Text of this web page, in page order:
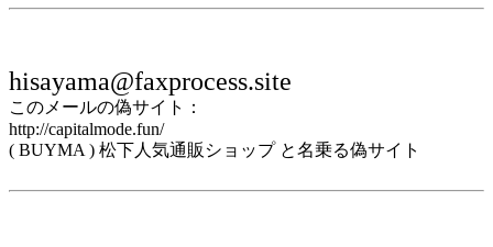
hisayama@faxprocess.site
このメールの偽サイト：
http://capitalmode.fun/
( BUYMA ) 松下人気通販ショップ と名乗る偽サイト